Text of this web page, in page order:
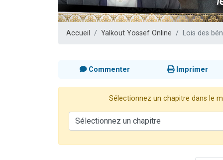
29
Accueil Yalkout Yossef Online Lois des
Commenter Imprimer
Sélectionnez un chapitre dans le